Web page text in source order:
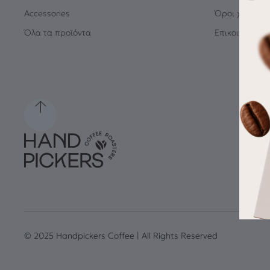
Accessories
Όλα τα προϊόντα
Όροι χρήσης
Επικοινωνία
© 2025 Handpickers Coffee | All Rights Reserved